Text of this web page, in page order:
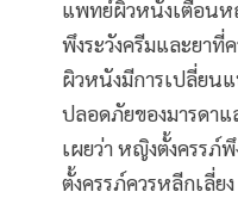
แพทย์ผิวหนังเตือนห
พึงระวังครีมและยา
ผิวหนังมีการเปลี่ยน
ปลอดภัยของมารดา
เผยว่า หญิงตั้งครรภ์
ตั้งครรภ์ควรหลีกเลี่ย